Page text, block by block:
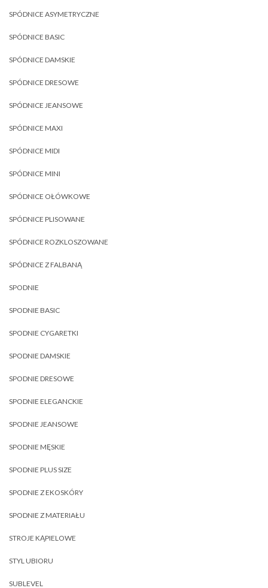
SPÓDNICE ASYMETRYCZNE
SPÓDNICE BASIC
SPÓDNICE DAMSKIE
SPÓDNICE DRESOWE
SPÓDNICE JEANSOWE
SPÓDNICE MAXI
SPÓDNICE MIDI
SPÓDNICE MINI
SPÓDNICE OŁÓWKOWE
SPÓDNICE PLISOWANE
SPÓDNICE ROZKLOSZOWANE
SPÓDNICE Z FALBANĄ
SPODNIE
SPODNIE BASIC
SPODNIE CYGARETKI
SPODNIE DAMSKIE
SPODNIE DRESOWE
SPODNIE ELEGANCKIE
SPODNIE JEANSOWE
SPODNIE MĘSKIE
SPODNIE PLUS SIZE
SPODNIE Z EKOSKÓRY
SPODNIE Z MATERIAŁU
STROJE KĄPIELOWE
STYL UBIORU
SUBLEVEL